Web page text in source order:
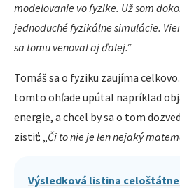
modelovanie vo fyzike. Už som
jednoduché fyzikálne simulácie.
sa tomu venoval aj ďalej.“
Tomáš sa o fyziku zaujíma
tomto ohľade upútal napríklad
energie, a chcel by sa o tom
zistiť: „ Či to nie je len nejaký
Výsledková listina